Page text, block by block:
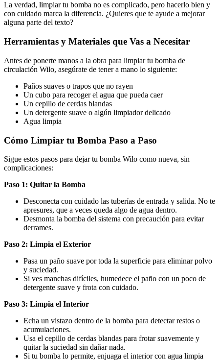
La verdad, limpiar tu bomba no es complicado, pero hacerlo bien y
con cuidado marca la diferencia. ¿Quieres que te ayude a mejorar
alguna parte del texto?
Herramientas y Materiales que Vas a Necesitar
Antes de ponerte manos a la obra para limpiar tu bomba de
circulación Wilo, asegúrate de tener a mano lo siguiente:
Paños suaves o trapos que no rayen
Un cubo para recoger el agua que pueda caer
Un cepillo de cerdas blandas
Un detergente suave o algún limpiador delicado
Agua limpia
Cómo Limpiar tu Bomba Paso a Paso
Sigue estos pasos para dejar tu bomba Wilo como nueva, sin
complicaciones:
Paso 1: Quitar la Bomba
Desconecta con cuidado las tuberías de entrada y salida. No te
apresures, que a veces queda algo de agua dentro.
Desmonta la bomba del sistema con precaución para evitar
derrames.
Paso 2: Limpia el Exterior
Pasa un paño suave por toda la superficie para eliminar polvo
y suciedad.
Si ves manchas difíciles, humedece el paño con un poco de
detergente suave y frota con cuidado.
Paso 3: Limpia el Interior
Echa un vistazo dentro de la bomba para detectar restos o
acumulaciones.
Usa el cepillo de cerdas blandas para frotar suavemente y
quitar la suciedad sin dañar nada.
Si tu bomba lo permite, enjuaga el interior con agua limpia